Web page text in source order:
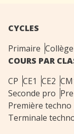
CYCLES
Primaire Collège
COURS PAR
CP CE1 CE2
Seconde pro
Première techno
Terminale